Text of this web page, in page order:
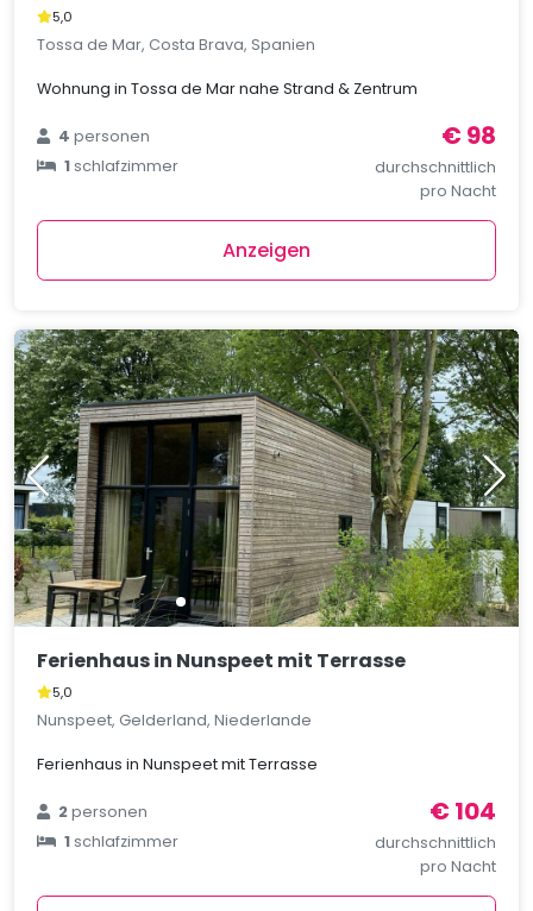
5,0
Tossa de Mar, Costa Brava, Spanien
Wohnung in Tossa de Mar nahe Strand & Zentrum
4personen
1schlafzimmer
€ 98
durchschnittlich
pro Nacht
Anzeigen
Ferienhaus in Nunspeet mit Terrasse
5,0
Nunspeet, Gelderland, Niederlande
Ferienhaus in Nunspeet mit Terrasse
2personen
1schlafzimmer
€ 104
durchschnittlich
pro Nacht